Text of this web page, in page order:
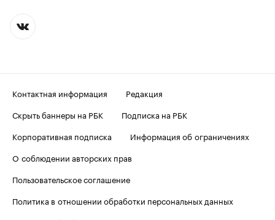
Контактная информация
Редакция
Скрыть баннеры на РБК
Подписка на РБК
Корпоративная подписка
Информация об ограничениях
О соблюдении авторских прав
Пользовательское соглашение
Политика в отношении обработки персональных данных